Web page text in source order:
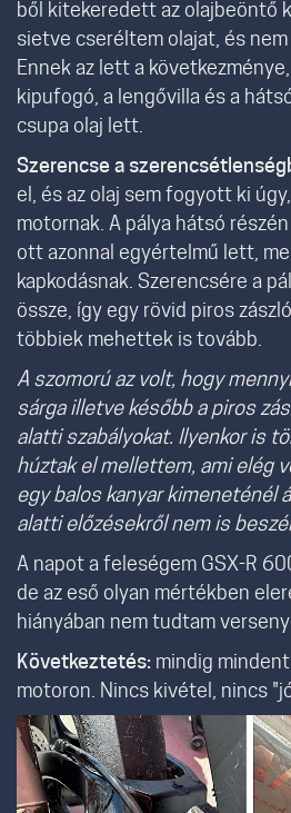
ből kitekeredett az olajbeöntő
sietve cseréltem olajat, és nem
Ennek az lett a
kipufogó, a lengővilla és a
csupa olaj lett.
Szerencse a
el, és az olaj sem fogyott ki
motornak. A pálya hátsó
ott azonnal egyértelmű lett,
kapkodásnak. Szerencsére a
össze, így egy rövid piros
többiek mehettek is tovább.
A szomorú az volt, hogy
sárga illetve később a piros
alatti szabályokat. Ilyenkor is
húztak el mellettem, ami elég
egy balos kanyar kimeneténél
alatti előzésekről nem is
A napot a feleségem GSX-R
de az eső olyan mértékben
hiányában nem tudtam
Következtetés: mindig
motoron. Nincs kivétel, nincs